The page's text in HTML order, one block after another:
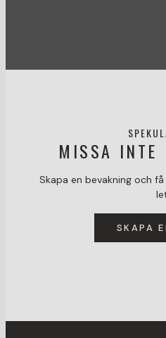
MISSA INTE
Skapa en bevakning och
SKAPA